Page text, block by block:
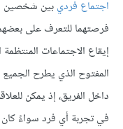
اجتماع فرديبين شخصين
فرصتهما للتعرف على
إيقاع الاجتماعات
المفتوح الذي يطرح الجميع
داخل الفريق، إذ يمكن
في تجربة أي فرد سواءً